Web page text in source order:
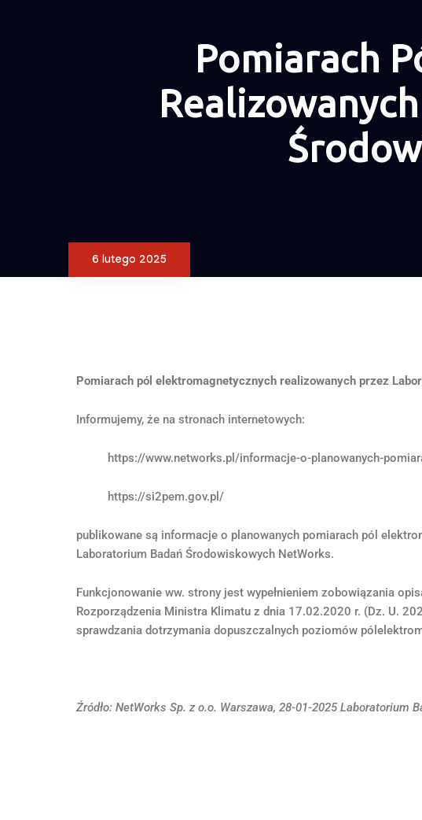
Pomiarach
6 lutego 2025
Pomiarach pól elektromagnetycznych realizowanych przez
Informujemy, że na stronach internetowych:
https://www.networks.pl/informacje-o-planowanych-
https://si2pem.gov.pl/
publikowane są informacje o planowanych pomiarach pól
Laboratorium Badań Środowiskowych NetWorks.
Funkcjonowanie ww. strony jest wypełnieniem zobowiązania
Rozporządzenia Ministra Klimatu z dnia 17.02.2020 r. (Dz. U.
sprawdzania dotrzymania dopuszczalnych poziomów
Źródło: NetWorks Sp. z o.o. Warszawa, 28-01-2025 Laboratorium